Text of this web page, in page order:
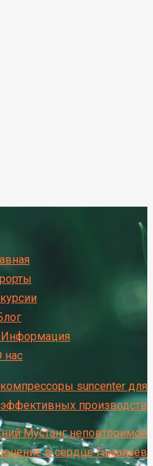
Информация
нас
suncenter для
эффективных производств
Мустанг неповторимое
в сердце Гималаев